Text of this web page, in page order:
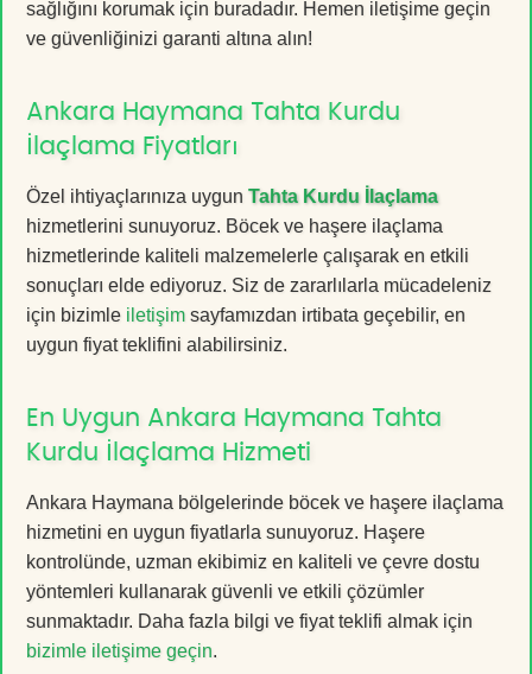
sağlığını korumak için buradadır. Hemen iletişime geçin
ve güvenliğinizi garanti altına alın!
Ankara Haymana Tahta Kurdu
İlaçlama Fiyatları
Özel ihtiyaçlarınıza uygun Tahta Kurdu İlaçlama
hizmetlerini sunuyoruz. Böcek ve haşere ilaçlama
hizmetlerinde kaliteli malzemelerle çalışarak en etkili
sonuçları elde ediyoruz. Siz de zararlılarla mücadeleniz
için bizimle iletişim sayfamızdan irtibata geçebilir, en
uygun fiyat teklifini alabilirsiniz.
En Uygun Ankara Haymana Tahta
Kurdu İlaçlama Hizmeti
Ankara Haymana bölgelerinde böcek ve haşere ilaçlama
hizmetini en uygun fiyatlarla sunuyoruz. Haşere
kontrolünde, uzman ekibimiz en kaliteli ve çevre dostu
yöntemleri kullanarak güvenli ve etkili çözümler
sunmaktadır. Daha fazla bilgi ve fiyat teklifi almak için
bizimle iletişime geçin.